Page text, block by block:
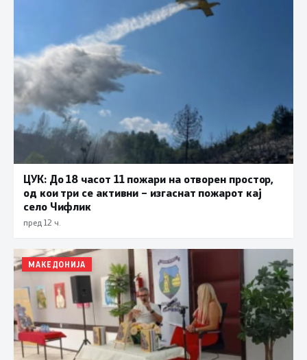
ЦУК: До 18 часот 11 пожари на отворен простор,
од кои три се активни – изгаснат пожарот кај
село Чифлик
пред 12 ч.
МАКЕДОНИЈА